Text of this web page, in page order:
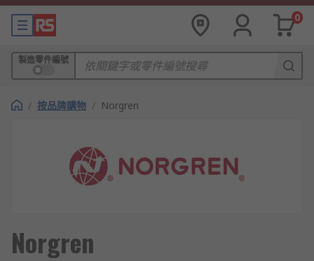
0
製造零件編號
/ 按品牌購物 / Norgren
Norgren